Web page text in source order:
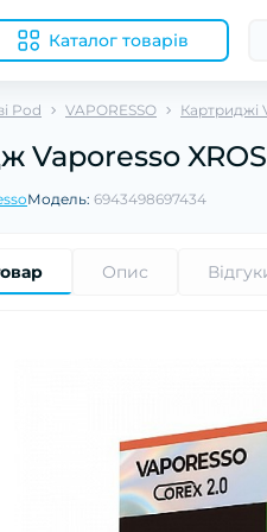
Каталог товарів
Pod VAPORESSO Картриджі
Vaporesso
Модель: 6943498697434
Опис